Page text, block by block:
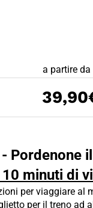
a partire da
Pordenone
minuti di
per viaggiare al
per il treno ad